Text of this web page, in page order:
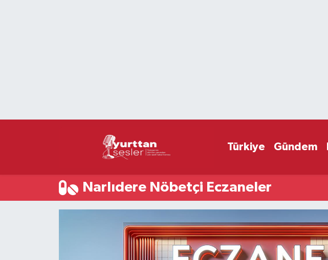
Türkiye Gündem
Narlıdere Nöbetçi Eczaneler
Süper Lig Puan Durumu ve Fikstür
Son Dakika Haberleri